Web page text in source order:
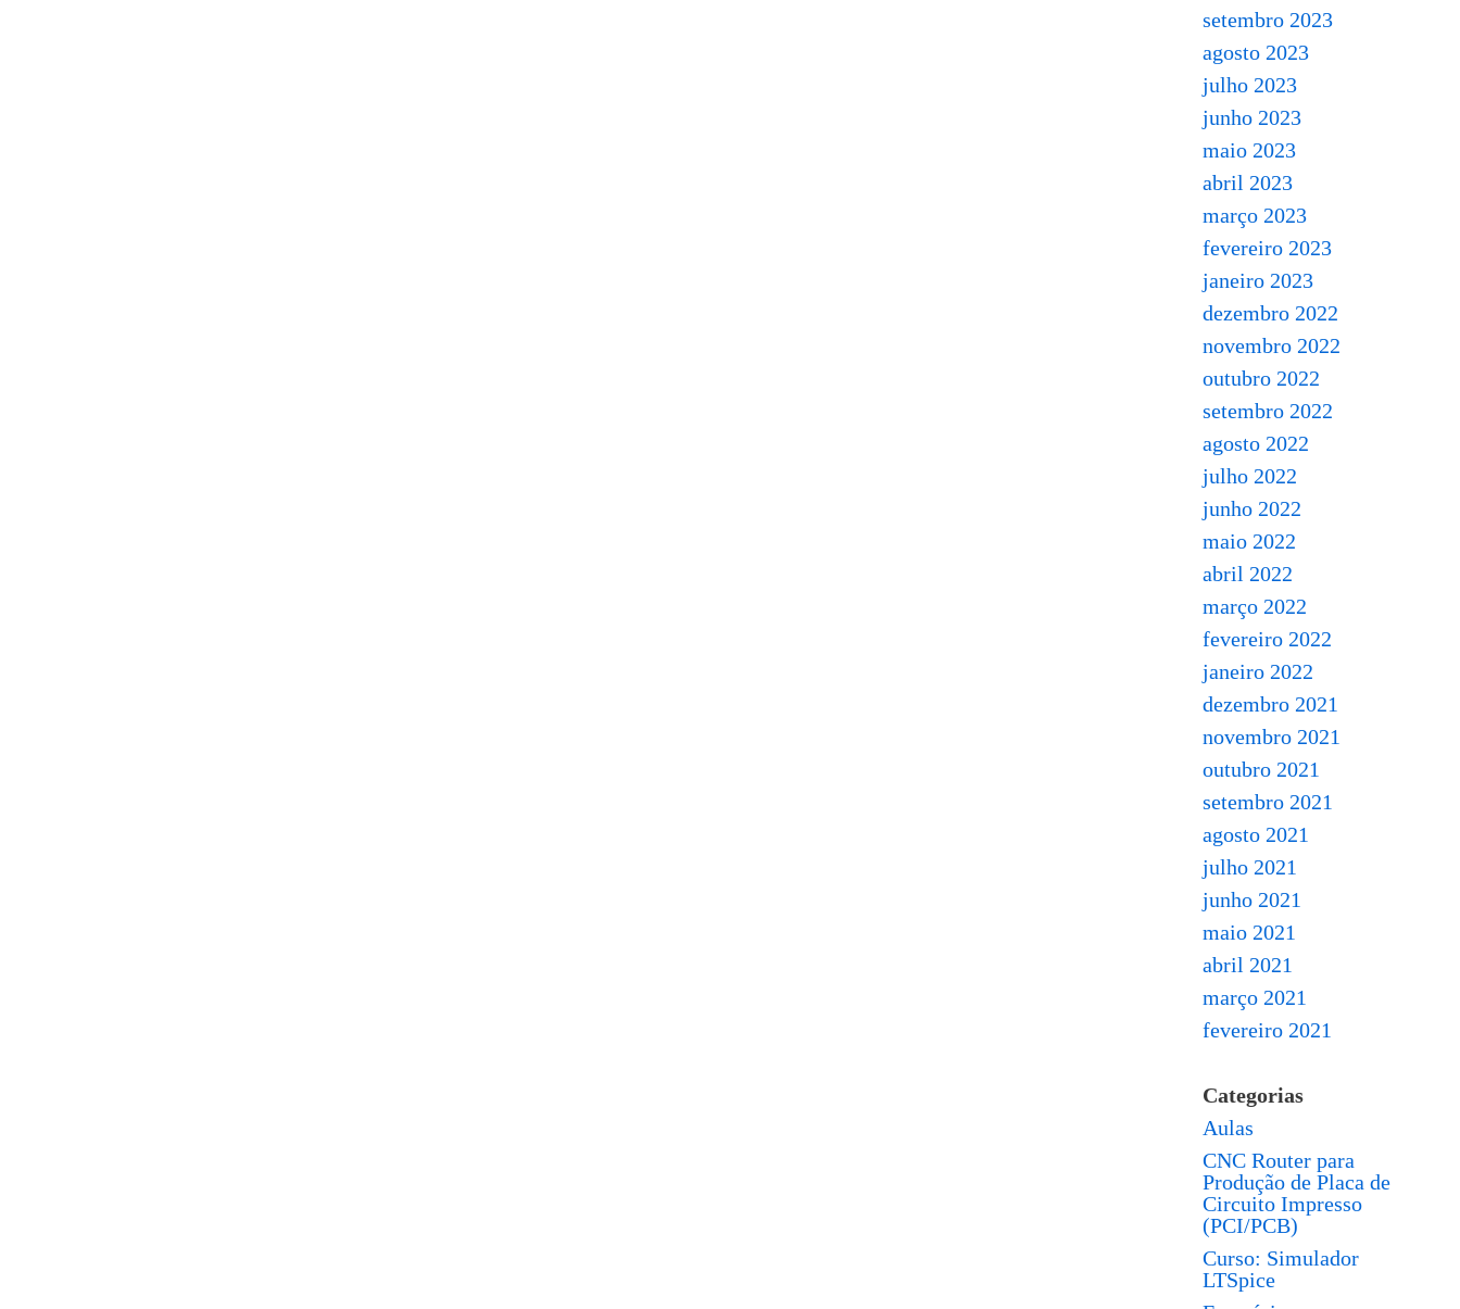
setembro 2023
agosto 2023
julho 2023
junho 2023
maio 2023
abril 2023
março 2023
fevereiro 2023
janeiro 2023
dezembro 2022
novembro 2022
outubro 2022
setembro 2022
agosto 2022
julho 2022
junho 2022
maio 2022
abril 2022
março 2022
fevereiro 2022
janeiro 2022
dezembro 2021
novembro 2021
outubro 2021
setembro 2021
agosto 2021
julho 2021
junho 2021
maio 2021
abril 2021
março 2021
fevereiro 2021
Categorias
Aulas
CNC Router para
Produção de Placa de
Circuito Impresso
(PCI/PCB)
Curso: Simulador
LTSpice